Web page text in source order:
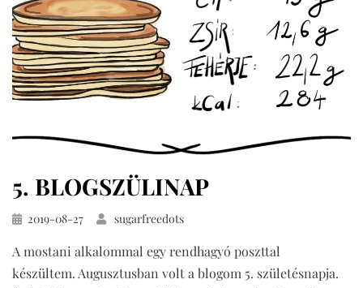
5. BLOGSZÜLINAP
Közzétéve
2019-08-27 sugarfreedots
A mostani alkalommal egy rendhagyó poszttal
készültem. Augusztusban volt a blogom 5. születésnapja.